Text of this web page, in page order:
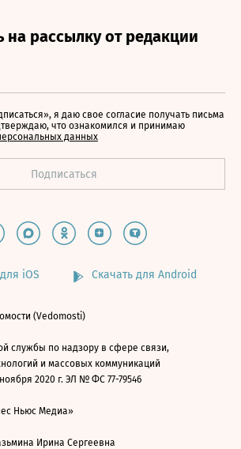
я даю свое согласие получать письма
что ознакомился и принимаю
данных
iOS Скачать для Android
(Vedomosti)
службы по надзору в сфере связи,
и массовых коммуникаций
2020 г. ЭЛ № ФС 77-79546
Ньюс Медиа»
Ирина Сергеевна